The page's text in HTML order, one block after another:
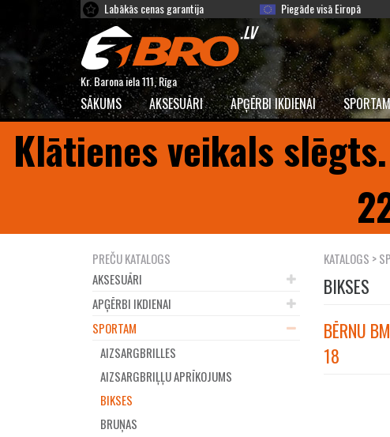
Labākās cenas garantija Piegāde visā Eiropā
Kr. Barona iela 111, Rīga
SĀKUMS AKSESUĀRI APĢĒRBI IKDIENAI SPORTAM
Klātienes veikals
PREČU KATALOGS
AKSESUĀRI
APĢĒRBI IKDIENAI
SPORTAM
AIZSARGBRILLES
AIZSARGBRIĻĻU APRĪKOJUMS
BIKSES
BRUŅAS
KATALOGS >
BIKSES
BĒRNU
18